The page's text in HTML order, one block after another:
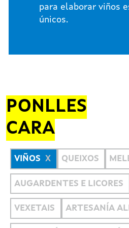
para elaborar viños
únicos.
PONLLES
CARA
VIÑOS QUEIXOS
AUGARDENTES E LICORES
VEXETAIS ARTESANÍA